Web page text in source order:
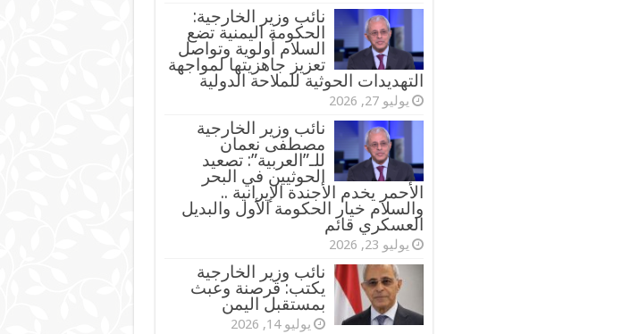
نائب وزير الخارجية:
الحكومة اليمنية تضع
السلام أولوية وتواصل
تعزيز جاهزيتها لمواجهة
التهديدات الحوثية للملاحة الدولية
يوليو 27, 2026
نائب وزير الخارجية
مصطفى نعمان
للـ”العربية”: تصعيد
الحوثيين في البحر
الأحمر يخدم الأجندة الإيرانية ..
والسلام خيار الحكومة الأول والبديل
العسكري قائم
يوليو 23, 2026
نائب وزير الخارجية
يكتب: قرصنة وعبث
بمستقبل اليمن
يوليو 14, 2026